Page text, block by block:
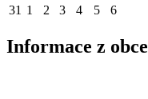
31 1 2 3 4 5 6
Informace z obce